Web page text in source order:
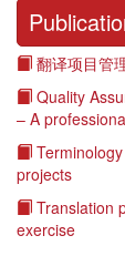
翻译项目管
Quality
– A
projects
Translation
exercise